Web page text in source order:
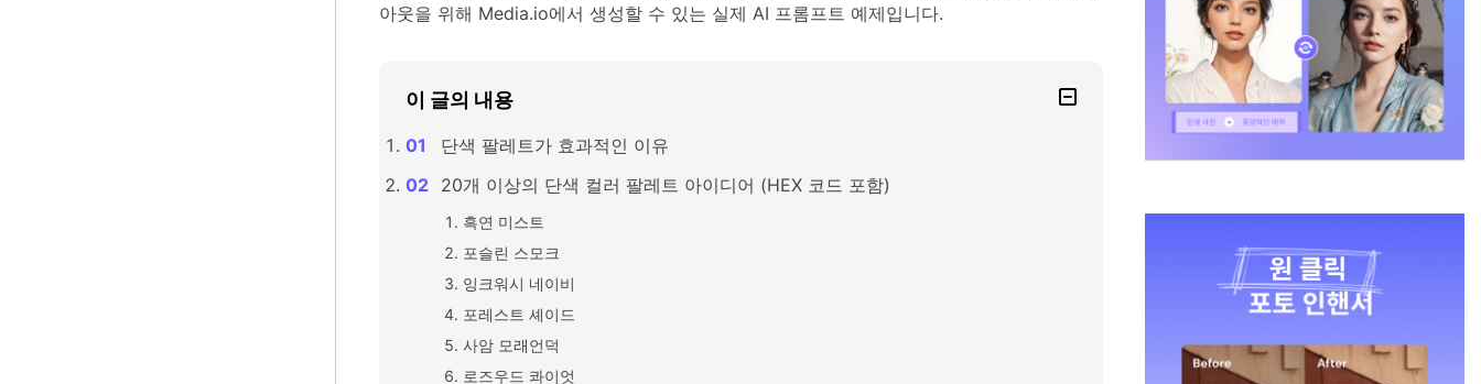
아웃을 위해 Media.io에서 생성할 수 있는 실제 AI 프롬프트 예제입니다.
이 글의 내용
단색 팔레트가 효과적인 이유
20개 이상의 단색 컬러 팔레트 아이디어 (HEX 코드 포함)
흑연 미스트
포슬린 스모크
잉크워시 네이비
포레스트 셰이드
사암 모래언덕
로즈우드 콰이엇